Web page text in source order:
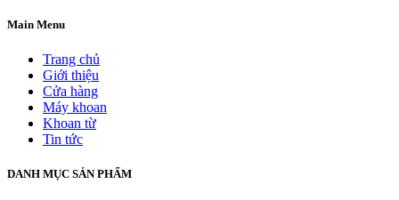
Main Menu
Trang chủ
Giới thiệu
Cửa hàng
Máy khoan
Khoan từ
Tin tức
DANH MỤC SẢN PHẨM